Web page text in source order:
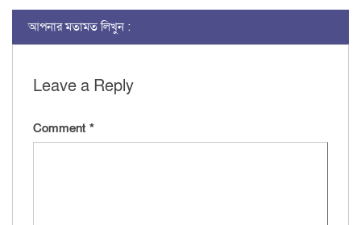
আপনার মতামত লিখুন :
Leave a Reply
Comment *